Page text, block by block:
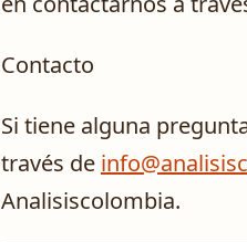
Contacto
Si tiene alguna
través de
Analisiscolombia.